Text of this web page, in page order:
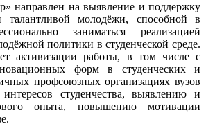
направлен на выявление и поддержку
талантливой молодёжи, способной в
заниматься реализацией
политики в студенческой среде.
активизации работы, в том числе с
форм в студенческих и
профсоюзных организациях вузов
студенчества, выявлению и
опыта, повышению мотивации